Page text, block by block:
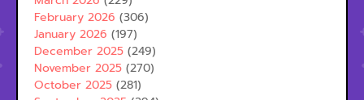
February 2026 (306)
January 2026 (197)
December 2025 (249)
November 2025 (270)
October 2025 (281)